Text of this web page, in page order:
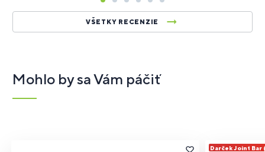
VŠETKY RECENZIE
Mohlo by sa Vám páčiť
Darček Joint Bar